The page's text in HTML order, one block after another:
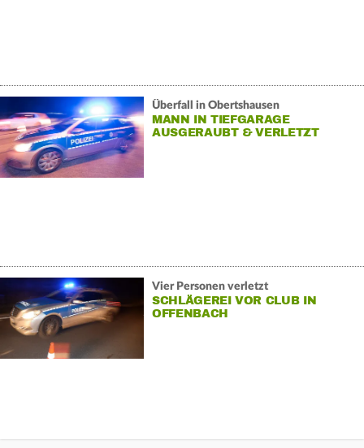
Überfall in Obertshausen
MANN IN TIEFGARAGE
AUSGERAUBT & VERLETZT
Vier Personen verletzt
SCHLÄGEREI VOR CLUB IN
OFFENBACH